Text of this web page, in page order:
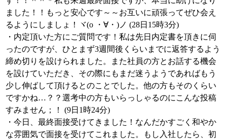
ました！！もっと安心です～～お互いに頑張ってぜひ会え
るようにしましょ！ヾ(o ・∀・)ノ (28日15時3分)
・内定頂いた方にご質問です！私は先日内定書を頂きに伺
ったのですが、ひとまず3週間後くらいまでに返答するよう
締め切りを設けられました。また社員の方とお話する機会
を設けていただき、その際にもまだ迷うようであればもう
少し伸ばして頂けるとのことでした。他の方もそのくらい
ですかね…？？選考中の方もいらっしゃるのにこんな投稿
すみません；！ (9日1時24分)
・今日、最終面接受けてきました！なんだかすごく和やか
な雰囲気で面接を受けてこれました。もし入社したら、初